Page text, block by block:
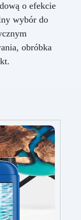
o efekcie
wybór do
obróbka